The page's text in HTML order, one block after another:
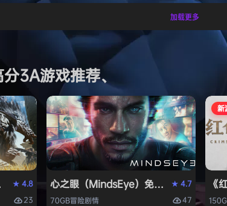
度
的战斗和与老板的战斗，无论是在表
面上还是在地牢里。 你必须扮演一
组由命运聚集的五个角色来完成一项
伟大的使命-从古老的邪恶中拯救地
球！ 一个古老…
觉，
经连
充分
多变
挡、
加载更多
3A游戏推荐、
Monster Hunter Wilds HYPERVISOR）免安装
★ 4.8
23
心之眼（MindsEye）免安装中文版
★ 4.7
70GB冒险剧情
47
新
《